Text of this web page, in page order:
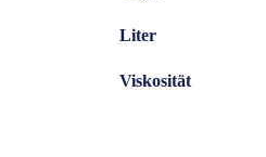
Liter
Viskosität